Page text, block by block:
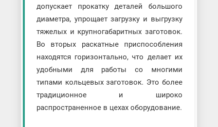
допускает прокатку деталей большого
диаметра, упрощает загрузку и выгрузку
тяжелых и крупногабаритных заготовок.
Во вторых раскатные приспособления
находятся горизонтально, что делает их
удобными для работы со многими
типами кольцевых заготовок. Это более
традиционное и широко
распространенное в цехах оборудование.